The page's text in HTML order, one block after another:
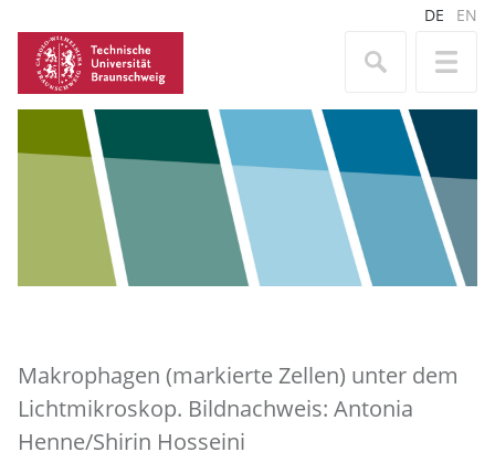
DE EN
Makrophagen (markierte Zellen) unter dem
Lichtmikroskop. Bildnachweis: Antonia
Henne/Shirin Hosseini